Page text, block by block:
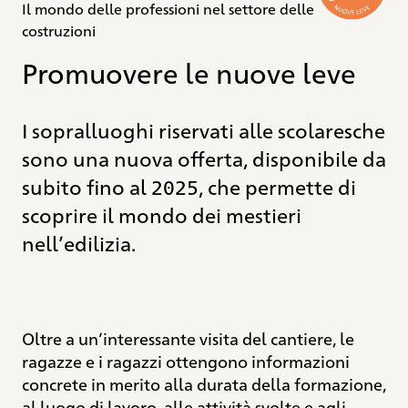
e direttore dei lavori del genio civile, e
hanno stimato in anticipo tutte le quantità di
riciclato e cosa avrebbe dovuto essere
trasportato in discarica previa autorizzazione
obbligatoria. L’Ufficio delle acque e dei rifiuti
del Cantone di Berna ha esami – nato 100
pagine di stime basate su analisi in loco e valori
empirici e ha quindi approvato il piano di
civile, il documento è cresciuto fino a 190
pagine. Sion lo ha costantemente aggiornato
sin dall’inizio dei lavori. E precisa: «Nella nostra
Il mondo delle professioni nel settore delle
costruzioni
Promuovere le nuove leve
I sopralluoghi riservati alle scolaresche
sono una nuova offerta, disponibile da
subito fino al 2025, che permette di
scoprire il mondo dei mestieri
nell’edilizia.
Oltre a un’interessante visita del cantiere, le
ragazze e i ragazzi ottengono informazioni
concrete in merito alla durata della formazione,